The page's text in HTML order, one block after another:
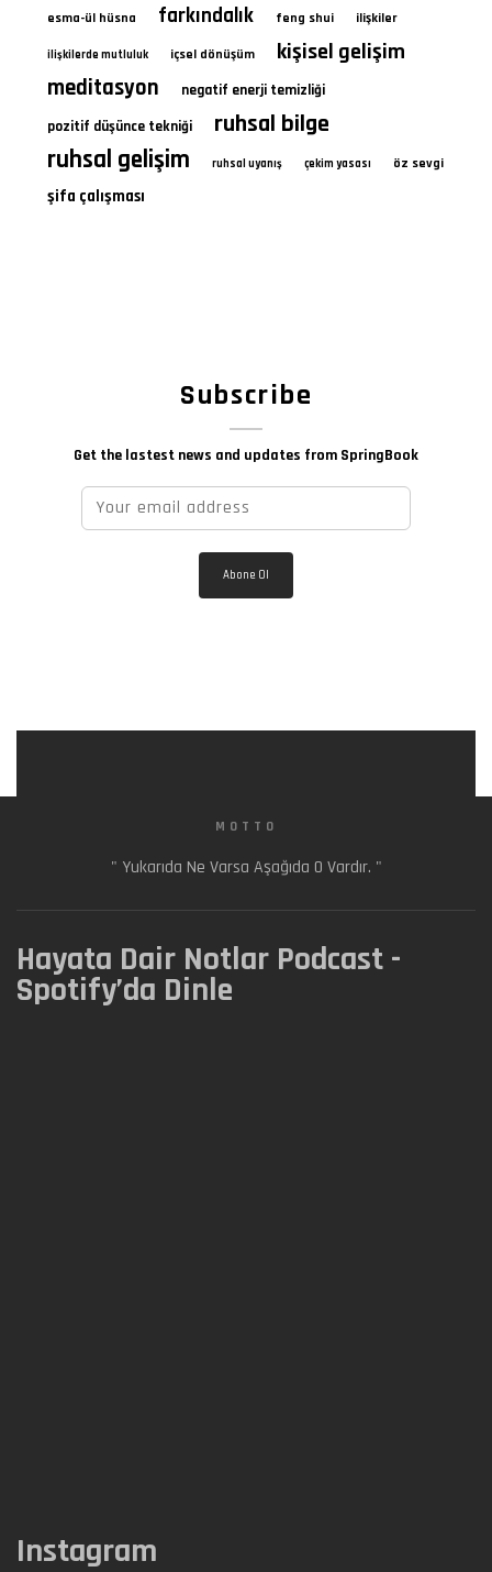
esma-ül hüsna farkındalık feng shui ilişkiler
ilişkilerde mutluluk içsel dönüşüm
kişisel gelişim
meditasyon
negatif enerji temizliği
pozitif düşünce tekniği
ruhsal bilge
ruhsal gelişim
ruhsal uyanış çekim yasası öz sevgi
şifa çalışması
Subscribe
Get the lastest news and updates from SpringBook
MOTTO
" Yukarıda Ne Varsa Aşağıda O Vardır. "
Hayata Dair Notlar Podcast -
Spotify’da Dinle
Instagram